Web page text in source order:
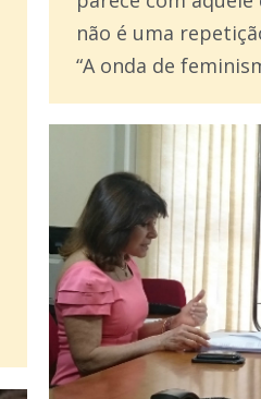
não é uma
“A onda de